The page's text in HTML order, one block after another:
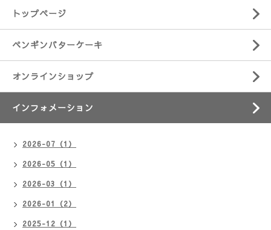
トップページ
ペンギンバターケーキ
オンラインショップ
インフォメーション
2026-07（1）
2026-05（1）
2026-03（1）
2026-01（2）
2025-12（1）